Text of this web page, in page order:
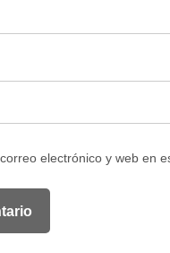
electrónico y web en